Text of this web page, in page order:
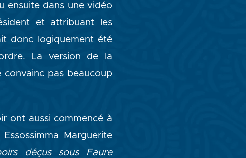
ensuite dans une vidéo
et attribuant les
donc logiquement été
La version de la
pas beaucoup
ont aussi commencé à
Marguerite
déçus sous Faure